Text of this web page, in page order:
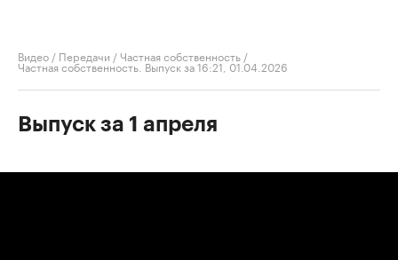
Видео / Передачи /Частная собственность /
Частная собственность. Выпуск за 16:21, 01.04.2026
Выпуск за 1 апреля